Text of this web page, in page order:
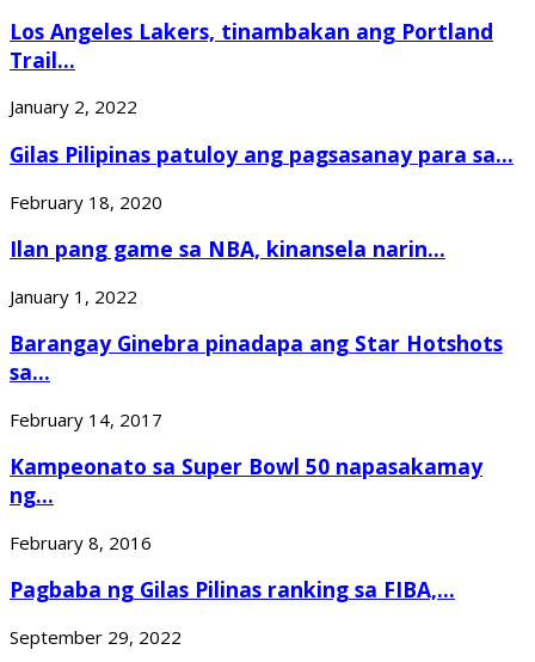
Los Angeles Lakers, tinambakan ang Portland
Trail...
January 2, 2022
Gilas Pilipinas patuloy ang pagsasanay para sa...
February 18, 2020
Ilan pang game sa NBA, kinansela narin...
January 1, 2022
Barangay Ginebra pinadapa ang Star Hotshots
sa...
February 14, 2017
Kampeonato sa Super Bowl 50 napasakamay
ng...
February 8, 2016
Pagbaba ng Gilas Pilinas ranking sa FIBA,...
September 29, 2022